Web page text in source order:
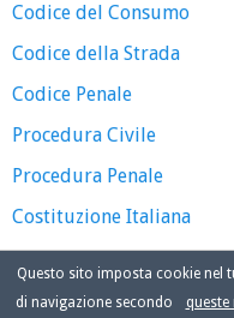
Codice del Consumo
Codice della Strada
Codice Penale
Procedura Civile
Procedura Penale
Costituzione Italiana
Questo sito imposta cookie nel
di navigazione secondo